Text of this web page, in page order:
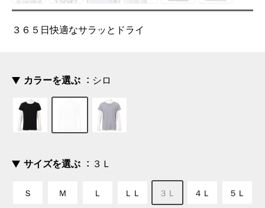
３６５日快適なサラッとドライ
カラーを選ぶ シロ
サイズを選ぶ ３Ｌ
Ｓ Ｍ Ｌ ＬＬ ３Ｌ ４Ｌ ５Ｌ